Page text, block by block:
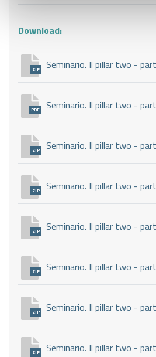
Download:
ZIP Seminario. Il pillar two -
PDF Seminario. Il pillar two -
ZIP Seminario. Il pillar two -
ZIP Seminario. Il pillar two -
ZIP Seminario. Il pillar two -
ZIP Seminario. Il pillar two -
ZIP Seminario. Il pillar two -
ZIP Seminario. Il pillar two -